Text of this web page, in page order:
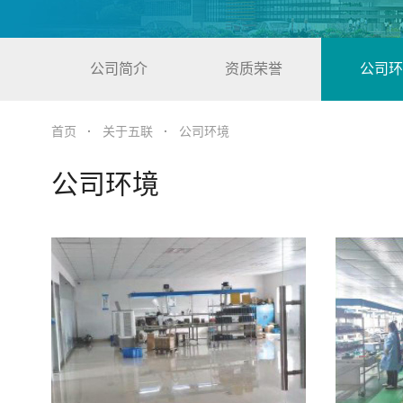
公司简介 资质荣誉 公司
首页 · 关于五联 · 公司环境
公司环境